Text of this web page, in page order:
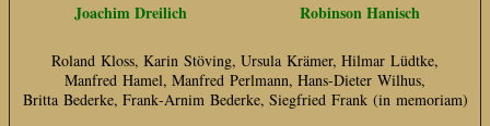
Joachim Dreilich Robinson Hanisch
Roland Kloss, Karin Stöving, Ursula Krämer, Hilmar Lüdtke,
Manfred Hamel, Manfred Perlmann, Hans‑Dieter Wilhus,
Britta Bederke, Frank‑Arnim Bederke, Siegfried Frank (in memoriam)